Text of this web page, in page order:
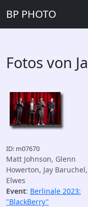
BP PHOTO
Fotos von
ID: m07670
Matt Johnson, Glenn
Howerton, Jay
Elwes
Event: Berlinale 2023:
"BlackBerry"